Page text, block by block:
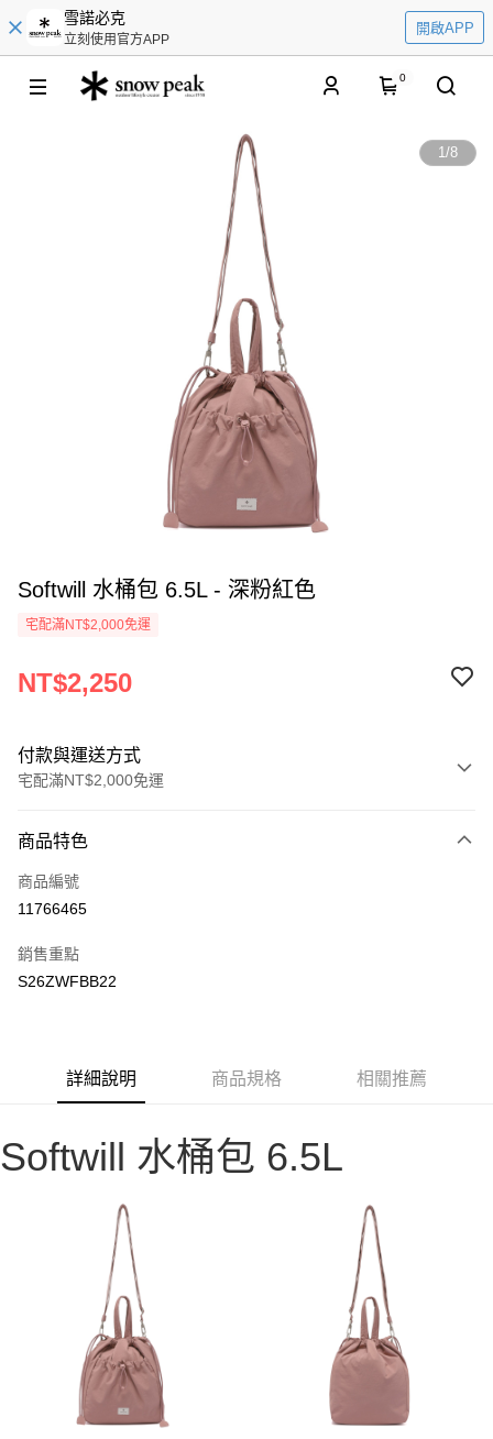
雪諾必克
立刻使用官方APP
開啟APP
0
1/8
Softwill 水桶包 6.5L - 深粉紅色
宅配滿NT$2,000免運
NT$2,250
付款與運送方式
宅配滿NT$2,000免運
信用卡一次付款
信用卡分期付款
合作金庫商業銀行
華南商業銀行
匯豐（台灣）商業銀行
華泰商業銀行
聯邦商業銀行
玉山商業銀行
星展（台灣）商業銀行
台新國際商業銀行
中國信託商業銀行
6 期 0 利率 每期
國泰世華商業銀行
兆豐國際商業銀行
臺灣中小企業銀行
台中商業銀行
元大商業銀行
永豐商業銀行
台新國際商業銀行
中國信託商業銀行
台灣樂天信用卡公司
Google Pay
相關說明
【關於「AFTEE先享後付」】
１．簡單：不需註冊會員、不需綁卡、不需儲值。
２．便利：只要手機號碼，簡訊認證，即可結帳。
３．安心：先確認商品／服務後，再付款。
【「AFTEE先享後付」結帳流程】
１．於結帳方式選擇「AFTEE先享後付」後，將跳轉至「AFTEE先享後付」
結帳頁面，進行簡訊認證並確認金額後，即可完成結帳。
２．訂單成立數日內，您將收到繳費通知簡訊。
３．收到繳費通知簡訊後14天內，點擊此簡訊中的連結，可透過四大超商／
ATM／網路銀行／等多元方式進行付款，方視為交易完成。
每筆NT$100，滿NT$2,000(含以上)免運費
商品特色
商品編號
11766465
銷售重點
S26ZWFBB22
詳細說明 商品規格 相關推薦
Softwill 水桶包 6.5L